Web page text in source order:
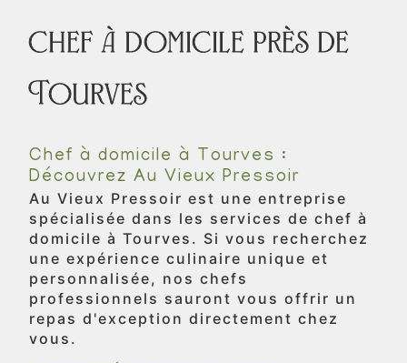
chef à domicile près de
Tourves
Chef à domicile à Tourves :
Découvrez Au Vieux Pressoir
Au Vieux Pressoir est une entreprise
spécialisée dans les services de chef à
domicile à Tourves. Si vous recherchez
une expérience culinaire unique et
personnalisée, nos chefs
professionnels sauront vous offrir un
repas d'exception directement chez
vous.